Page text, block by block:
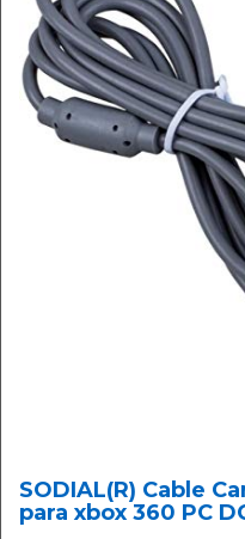
SODIAL(R) Cable
para xbox 360 PC